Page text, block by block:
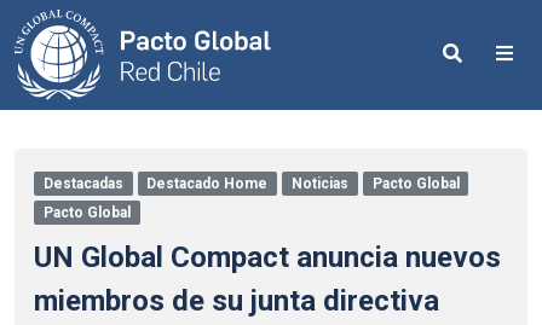
Search
Destacadas Destacado Home Noticias
Pacto Global
Pacto Global
UN Global Compact anuncia nuevos
miembros de su junta directiva